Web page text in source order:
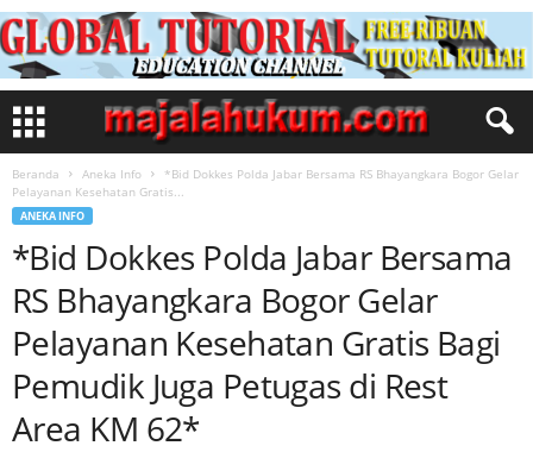
Beranda Aneka Info
*Bid Dokkes Polda Jabar Bersama RS Bhayangkara Bogor Gelar
Pelayanan Kesehatan Gratis...
ANEKA INFO
*Bid Dokkes Polda Jabar Bersama
RS Bhayangkara Bogor Gelar
Pelayanan Kesehatan Gratis Bagi
Pemudik Juga Petugas di Rest
Area KM 62*